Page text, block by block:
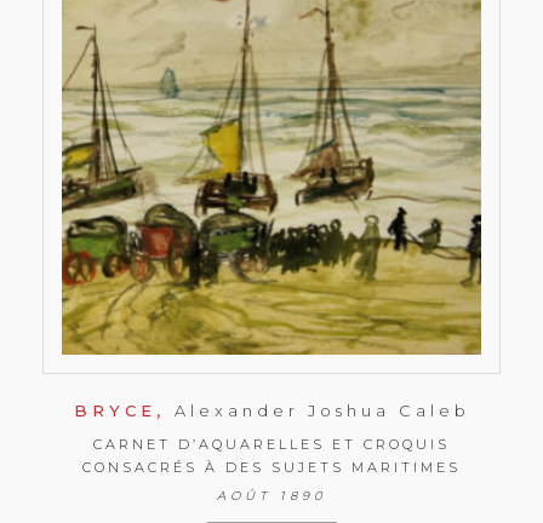
BRYCE, Alexander Joshua Caleb
CARNET D’AQUARELLES ET CROQUIS
CONSACRÉS À DES SUJETS MARITIMES
AOÛT 1890